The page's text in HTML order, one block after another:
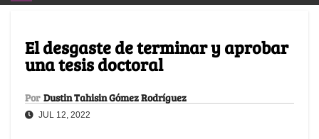
El desgaste de terminar y aprobar
una tesis doctoral
Por Dustin Tahisin Gómez Rodríguez
JUL 12, 2022